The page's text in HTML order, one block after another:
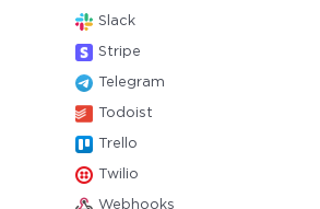
Slack
Stripe
Telegram
Todoist
Trello
Twilio
Webhooks